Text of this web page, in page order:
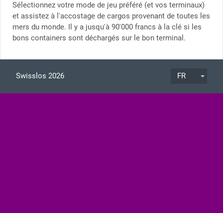
Sélectionnez votre mode de jeu préféré (et vos terminaux)
et assistez à l'accostage de cargos provenant de toutes les
mers du monde. Il y a jusqu'à 90'000 francs à la clé si les
bons containers sont déchargés sur le bon terminal.
Swisslos 2026 FR